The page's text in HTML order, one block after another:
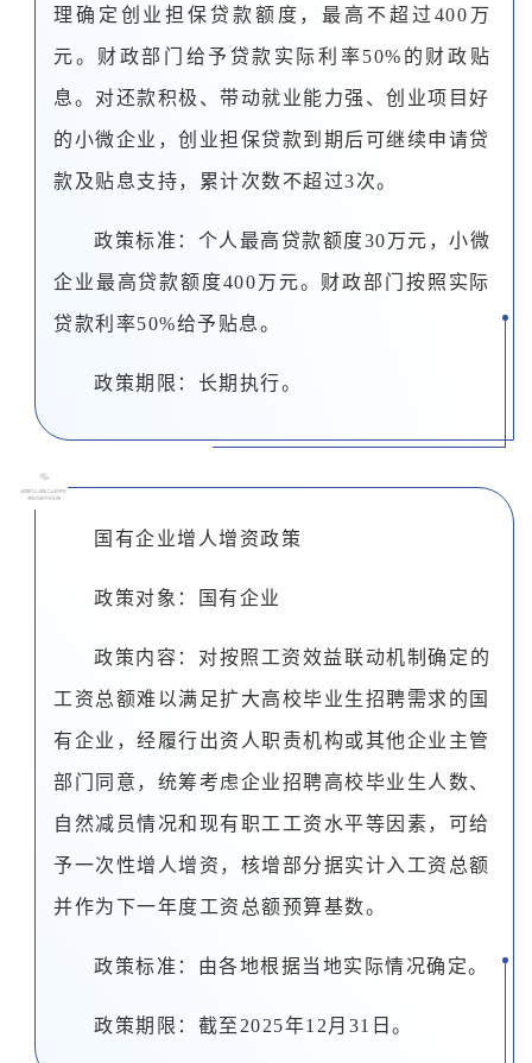
理确定创业担保贷款额度，最高不超过400万
元。财政部门给予贷款实际利率50%的财政贴
息。对还款积极、带动就业能力强、创业项目好
的小微企业，创业担保贷款到期后可继续申请贷
款及贴息支持，累计次数不超过3次。
政策标准：个人最高贷款额度30万元，小微
企业最高贷款额度400万元。财政部门按照实际
贷款利率50%给予贴息。
政策期限：长期执行。
08
国有企业增人增资政策
政策对象：国有企业
政策内容：对按照工资效益联动机制确定的
工资总额难以满足扩大高校毕业生招聘需求的国
有企业，经履行出资人职责机构或其他企业主管
部门同意，统筹考虑企业招聘高校毕业生人数、
自然减员情况和现有职工工资水平等因素，可给
予一次性增人增资，核增部分据实计入工资总额
并作为下一年度工资总额预算基数。
政策标准：由各地根据当地实际情况确定。
政策期限：截至2025年12月31日。